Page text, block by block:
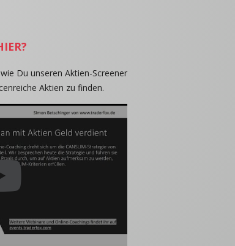
Du unseren Aktien-Screener
Aktien zu finden.